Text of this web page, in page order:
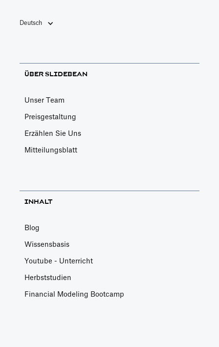
Deutsch
ÜBER SLIDEBEAN
Unser Team
Preisgestaltung
Erzählen Sie Uns
Mitteilungsblatt
INHALT
Blog
Wissensbasis
Youtube - Unterricht
Herbststudien
Financial Modeling Bootcamp